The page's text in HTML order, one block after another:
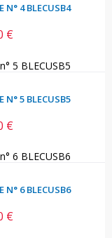
N° 4 BLECUSB4
€
N° 5 BLECUSB5
€
N° 6 BLECUSB6
€